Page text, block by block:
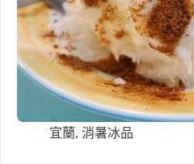
宜蘭, 消暑冰品